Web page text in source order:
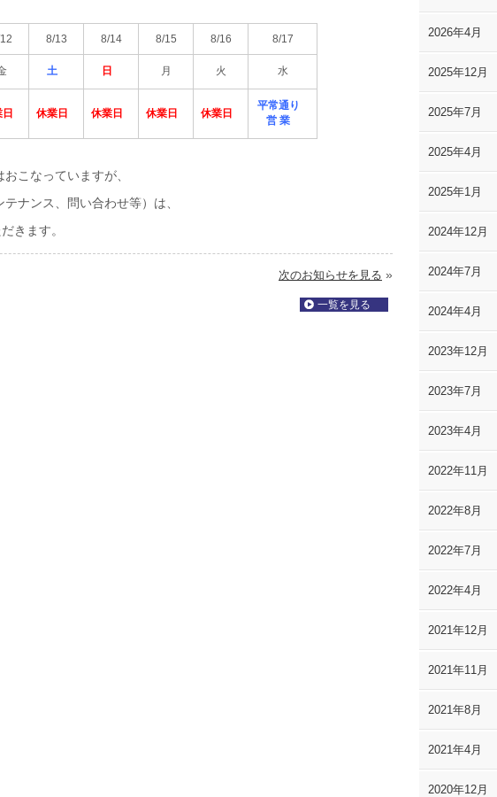
8/13 8/14 8/15 8/16 8/17
土 日 月 火 水
休業日 休業日 休業日 休業日
平常通り
営 業
こなっていますが、
ナンス、問い合わせ等）は、
きます。
次のお知らせを見る »
一覧を見る
2026年4月
2025年12月
2025年7月
2025年4月
2025年1月
2024年12月
2024年7月
2024年4月
2023年12月
2023年7月
2023年4月
2022年11月
2022年8月
2022年7月
2022年4月
2021年12月
2021年11月
2021年8月
2021年4月
2020年12月